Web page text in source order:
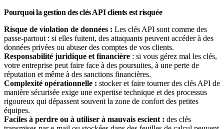
Pourquoi la gestion des clés API clients est risquée
Risque de violation de données : Les clés API sont comme des
passe-partout : si elles fuitent, des attaquants peuvent accéder à des
données privées ou abuser des comptes de vos clients.
Responsabilité juridique et financière : si vous gérez mal les clés,
votre entreprise peut faire face à des poursuites, à une perte de
réputation et même à des sanctions financières.
Complexité opérationnelle : stocker et faire tourner des clés API de
manière sécurisée exige une expertise technique et des processus
rigoureux qui dépassent souvent la zone de confort des petites
équipes.
Faciles à perdre ou à utiliser à mauvais escient : des clés